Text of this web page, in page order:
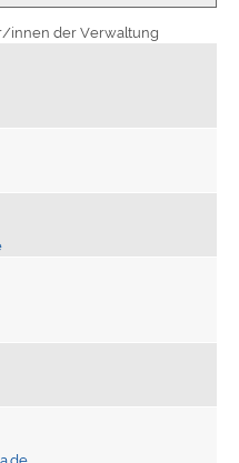
innen der Verwaltung